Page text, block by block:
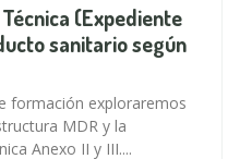
(Expediente
sanitario según
formación exploraremos
MDR y la
Anexo II y III....